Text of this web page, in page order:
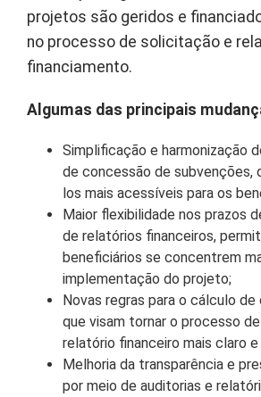
projetos são geridos e
no processo de solicitação e
financiamento.
Algumas das principais
Simplificação e harmonização
de concessão de subvenções,
los mais acessíveis para os
Maior flexibilidade nos prazos
de relatórios financeiros,
beneficiários se concentrem
implementação do projeto;
Novas regras para o cálculo
que visam tornar o processo
relatório financeiro mais claro
Melhoria da transparência e
por meio de auditorias e